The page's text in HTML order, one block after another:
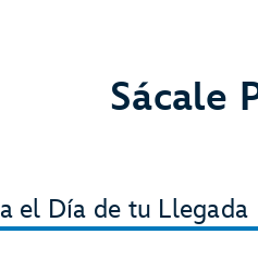
Sácale
el Día de tu Llegada